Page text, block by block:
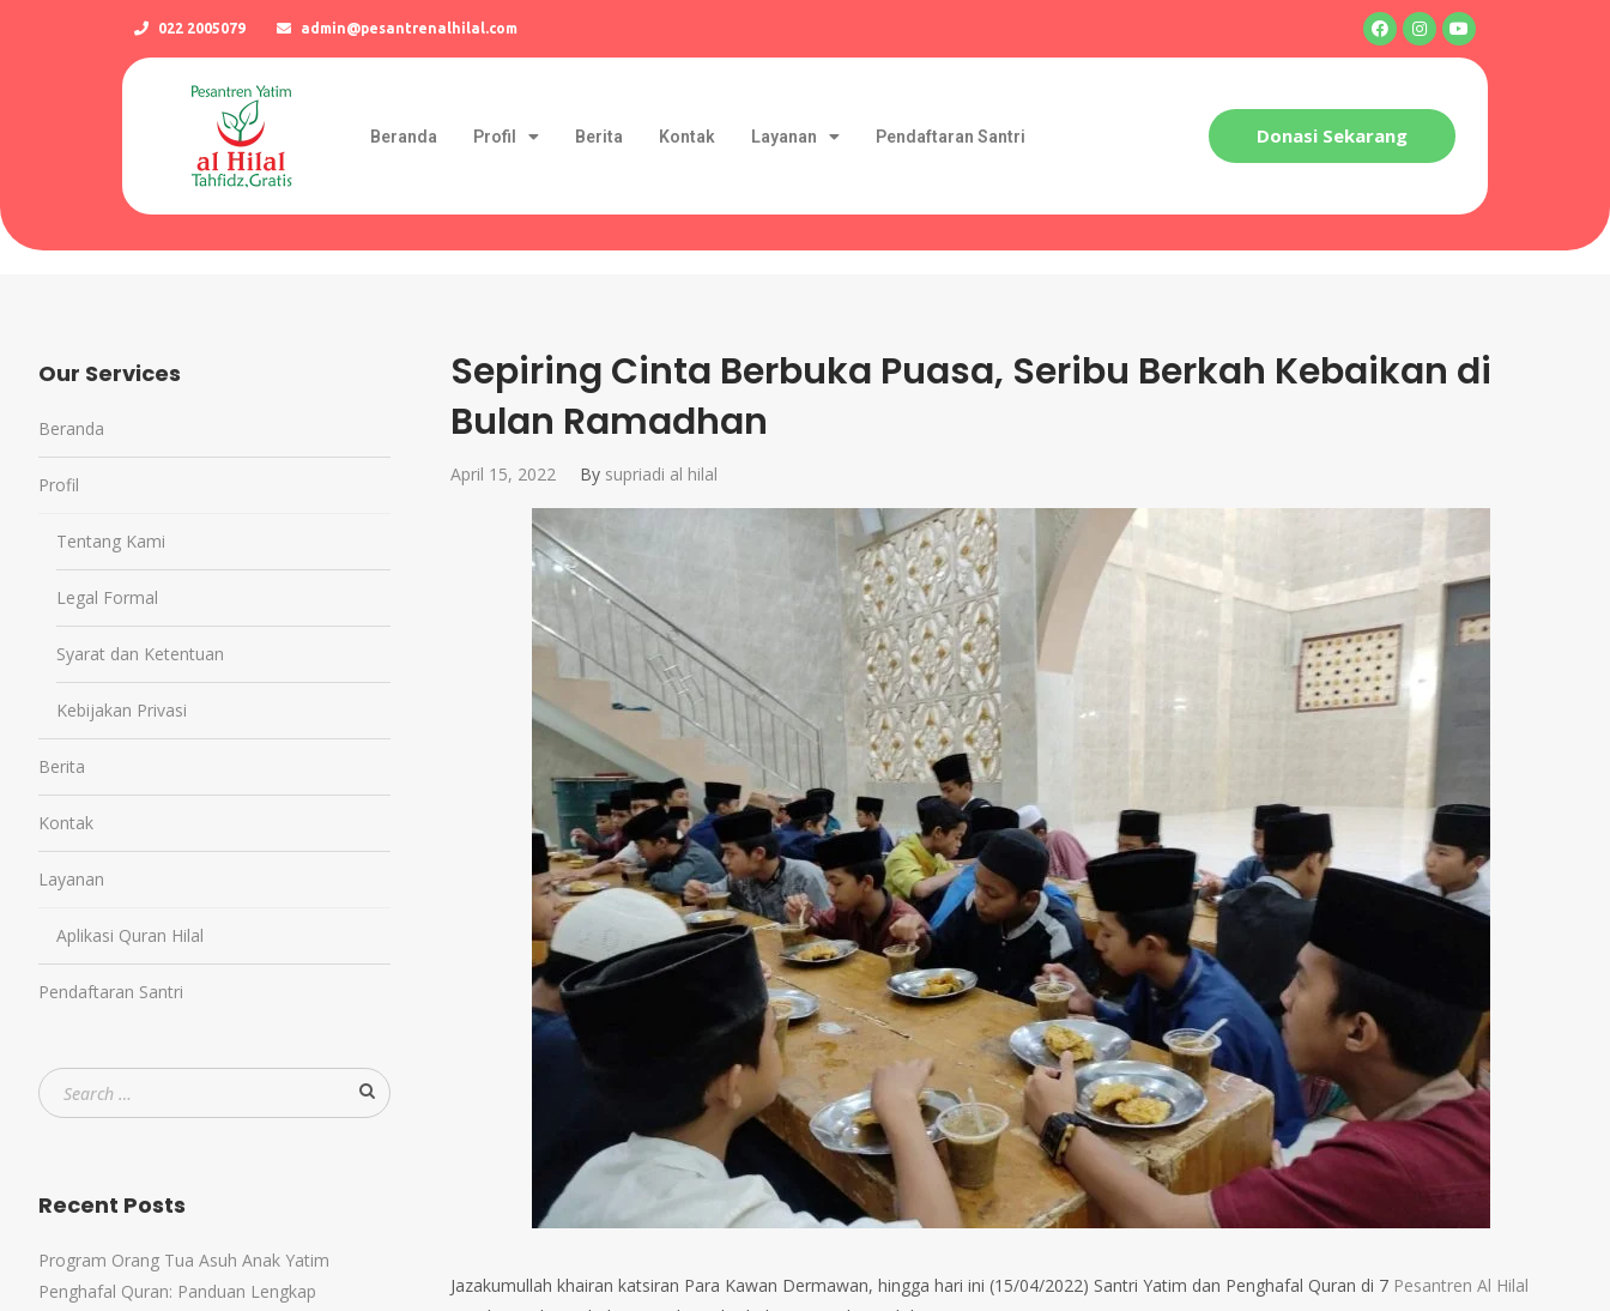
022 2005079 admin@pesantrenalhilal.com
Beranda Profil Berita Kontak Layanan Pendaftaran Santri Donasi Sekarang
Sepiring Cinta Berbuka Puasa, Seribu Berkah Kebaikan di
Bulan Ramadhan
April 15, 2022 By supriadi al hilal
Jazakumullah khairan katsiran Para Kawan Dermawan, hingga hari ini (15/04/2022) Santri Yatim dan Penghafal Quran di 7 Pesantren Al Hilal
Our Services
Beranda
Profil
Tentang Kami
Legal Formal
Syarat dan Ketentuan
Kebijakan Privasi
Berita
Kontak
Layanan
Aplikasi Quran Hilal
Pendaftaran Santri
Recent Posts
Program Orang Tua Asuh Anak Yatim
Penghafal Quran: Panduan Lengkap